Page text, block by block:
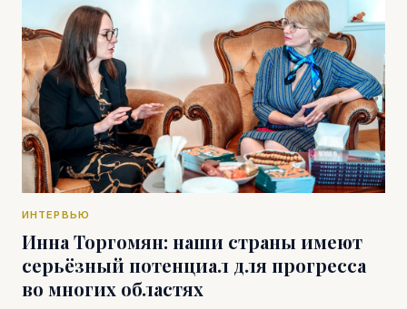
ИНТЕРВЬЮ
Инна Торгомян: наши страны имеют
серьёзный потенциал для прогресса
во многих областях